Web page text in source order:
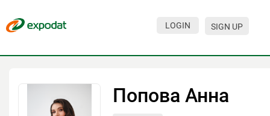
LOGIN SIGN UP
Попова Анна
Events
About